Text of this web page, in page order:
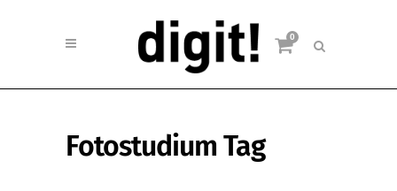
0
Fotostudium Tag